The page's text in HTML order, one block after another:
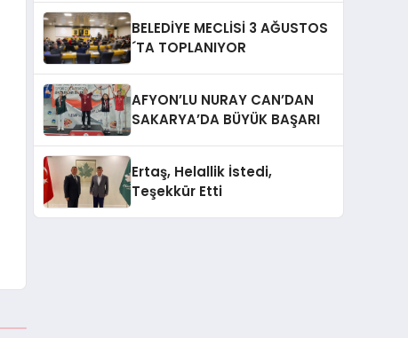
BELEDİYE MECLİSİ 3 AĞUSTOS
´TA TOPLANIYOR
AFYON’LU NURAY CAN’DAN
SAKARYA’DA BÜYÜK BAŞARI
Ertaş, Helallik İstedi,
Teşekkür Etti